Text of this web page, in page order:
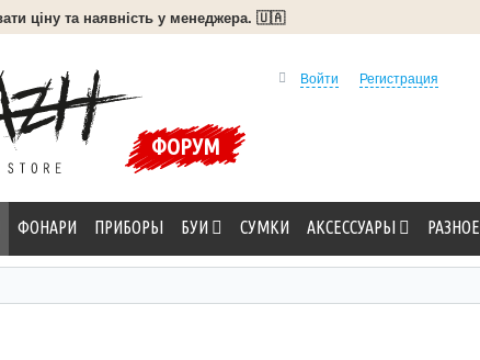
ціну та наявність у менеджера. 🇺🇦
ФОРУМ
Войти Регистрация
ФОНАРИ ПРИБОРЫ БУИ СУМКИ АКСЕССУАРЫ РАЗНОЕ